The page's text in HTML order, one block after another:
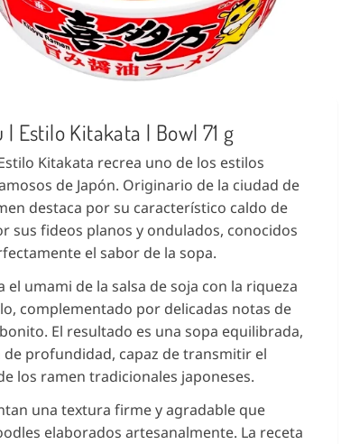
| Estilo Kitakata | Bowl 71 g
Kitakata recrea uno de los estilos
de Japón. Originario de la ciudad de
destaca por su característico caldo de
sus fideos planos y ondulados, conocidos
el sabor de la sopa.
el umami de la salsa de soja con la riqueza
complementado por delicadas notas de
El resultado es una sopa equilibrada,
de profundidad, capaz de transmitir el
los ramen tradicionales japoneses.
una textura firme y agradable que
elaborados artesanalmente. La receta